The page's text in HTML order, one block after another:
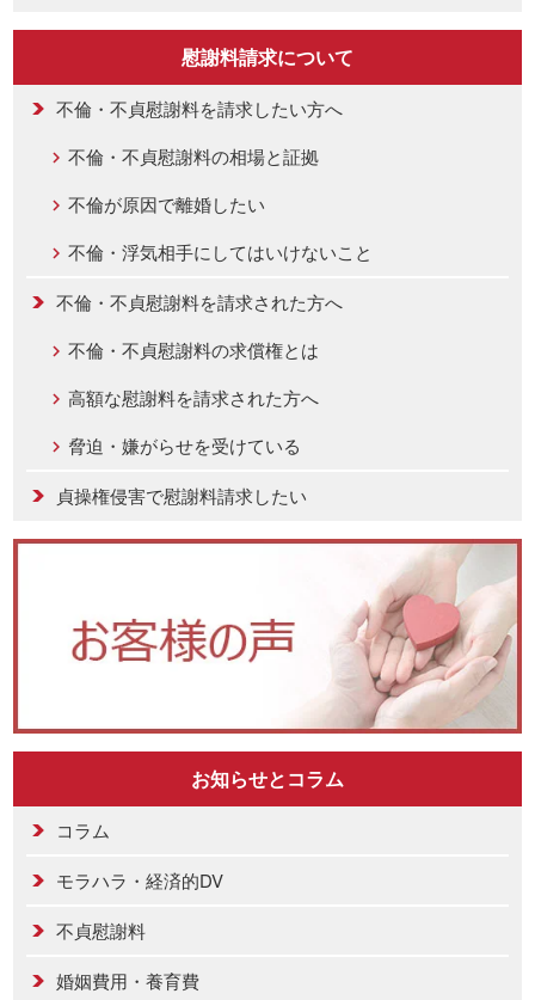
慰謝料請求について
不倫・不貞慰謝料を請求したい方へ
不倫・不貞慰謝料の相場と証拠
不倫が原因で離婚したい
不倫・浮気相手にしてはいけないこと
不倫・不貞慰謝料を請求された方へ
不倫・不貞慰謝料の求償権とは
高額な慰謝料を請求された方へ
脅迫・嫌がらせを受けている
貞操権侵害で慰謝料請求したい
お知らせとコラム
コラム
モラハラ・経済的DV
不貞慰謝料
婚姻費用・養育費